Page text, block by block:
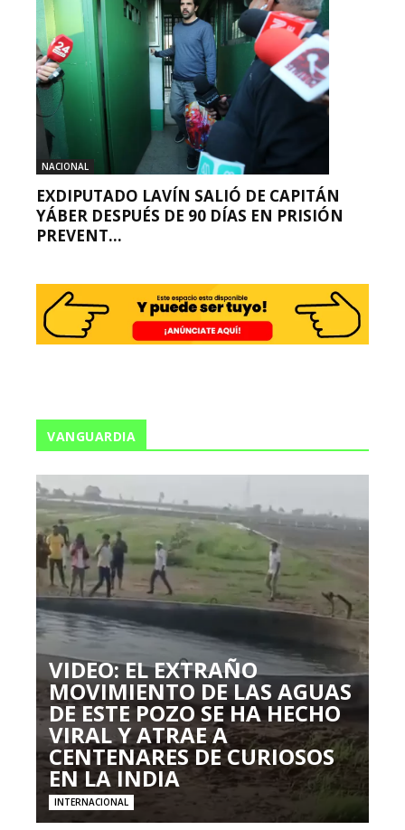
NACIONAL
EXDIPUTADO LAVÍN SALIÓ DE CAPITÁN
YÁBER DESPUÉS DE 90 DÍAS EN PRISIÓN
PREVENT...
VANGUARDIA
VIDEO: EL EXTRAÑO
MOVIMIENTO DE LAS AGUAS
DE ESTE POZO SE HA HECHO
VIRAL Y ATRAE A
CENTENARES DE CURIOSOS
EN LA INDIA
INTERNACIONAL